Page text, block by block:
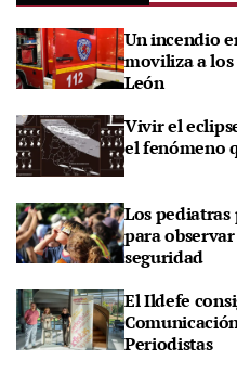
Un incendio
moviliza a
León
Vivir el
el fenómeno
Los
para
seguridad
El Ildefe
Periodistas